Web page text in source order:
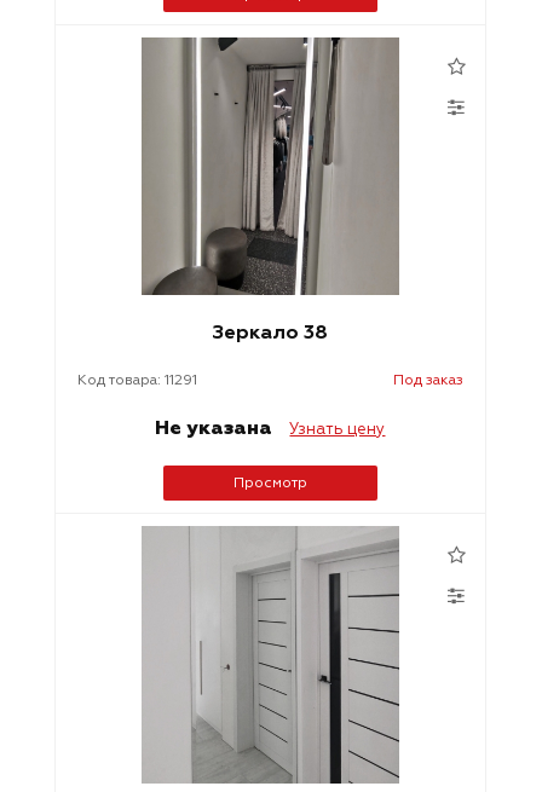
Зеркало 38
Код товара: 11291 Под заказ
Не указана Узнать цену
Просмотр